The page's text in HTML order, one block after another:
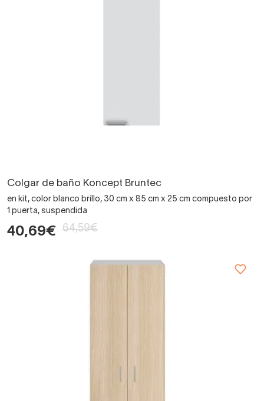
Colgar de baño Koncept Bruntec
en kit, color blanco brillo, 30 cm x 85 cm x 25 cm compuesto por
1 puerta, suspendida
40,69€ 64,59€